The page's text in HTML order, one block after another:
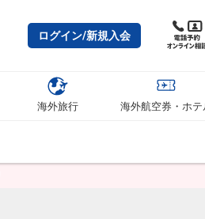
ログイン/新規入会
海外旅行 海外航空券・ホテ